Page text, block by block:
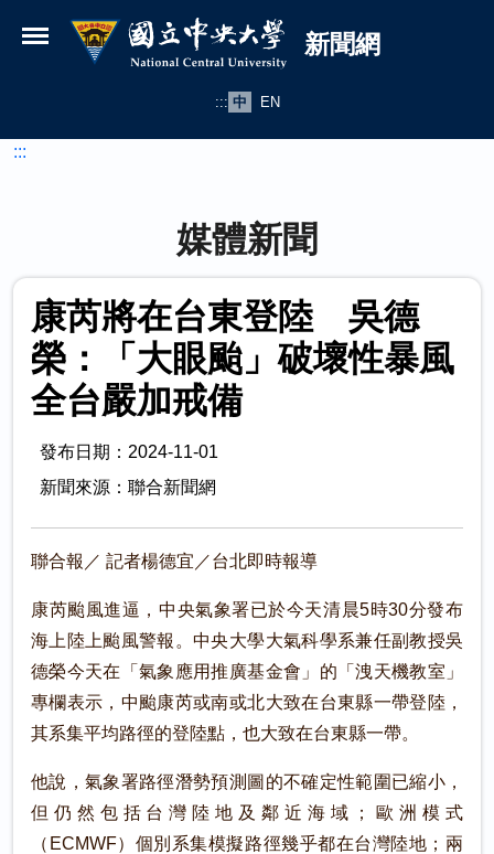
國立中央大學新聞網
新聞網
::: 中 EN
:::
媒體新聞
康芮將在台東登陸 吳德
榮：「大眼颱」破壞性暴風
全台嚴加戒備
發布日期：2024-11-01
新聞來源：聯合新聞網
聯合報／ 記者楊德宜／台北即時報導
康芮颱風進逼，中央氣象署已於今天清晨5時30分發布
海上陸上颱風警報。中央大學大氣科學系兼任副教授吳
德榮今天在「氣象應用推廣基金會」的「洩天機教室」
專欄表示，中颱康芮或南或北大致在台東縣一帶登陸，
其系集平均路徑的登陸點，也大致在台東縣一帶。
他說，氣象署路徑潛勢預測圖的不確定性範圍已縮小，
但仍然包括台灣陸地及鄰近海域；歐洲模式
（ECMWF）個別系集模擬路徑幾乎都在台灣陸地；兩